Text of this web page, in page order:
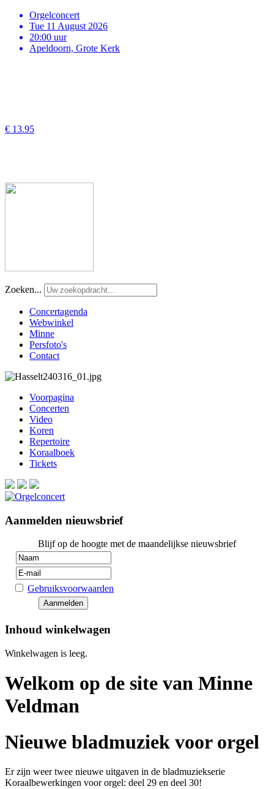
Orgelconcert
Tue 11 August 2026
20:00 uur
Apeldoorn, Grote Kerk
€ 13.95
Zoeken...
Concertagenda
Webwinkel
Minne
Persfoto's
Contact
Voorpagina
Concerten
Video
Koren
Repertoire
Koraalboek
Tickets
Aanmelden nieuwsbrief
Blijf op de hoogte met de maandelijkse nieuwsbrief
Gebruiksvoorwaarden
Inhoud winkelwagen
Winkelwagen is leeg.
Welkom op de site van Minne
Veldman
Nieuwe bladmuziek voor orgel
Er zijn weer twee nieuwe uitgaven in de bladmuziekserie
Koraalbewerkingen voor orgel: deel 29 en deel 30!